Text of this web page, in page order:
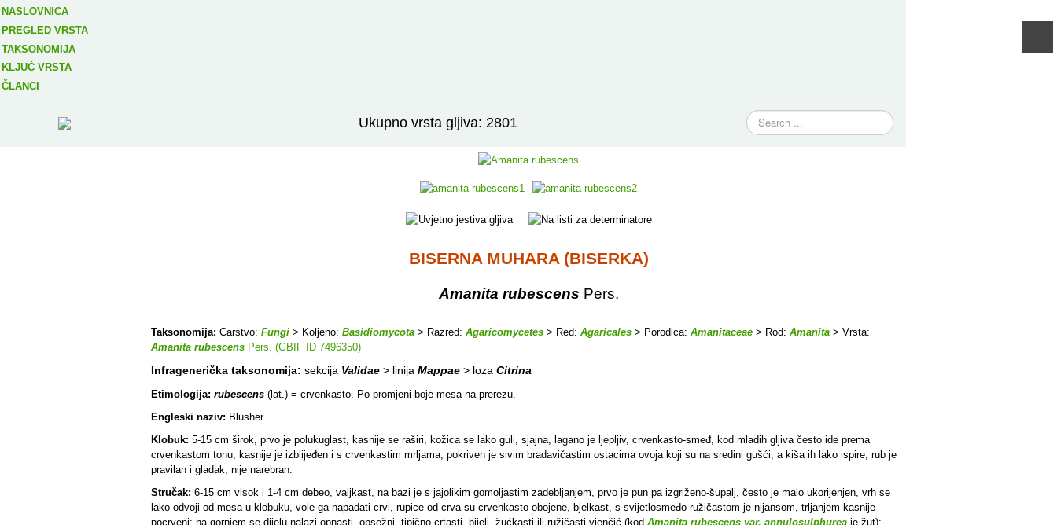
NASLOVNICA
PREGLED VRSTA
TAKSONOMIJA
KLJUČ VRSTA
ČLANCI
Ukupno vrsta gljiva: 2801 Traži
BISERNA MUHARA (BISERKA)
Amanita rubescens Pers.
Taksonomija: Carstvo: Fungi > Koljeno: Basidiomycota > Razred: Agaricomycetes > Red: Agaricales > Porodica: Amanitaceae > Rod: Amanita > Vrsta:
Amanita rubescens Pers. (GBIF ID 7496350)
Infragenerička taksonomija: sekcija Validae > linija Mappae > loza Citrina
Etimologija: rubescens (lat.) = crvenkasto. Po promjeni boje mesa na prerezu.
Engleski naziv: Blusher
Klobuk: 5-15 cm širok, prvo je polukuglast, kasnije se raširi, kožica se lako guli, sjajna, lagano je ljepljiv, crvenkasto-smeđ, kod mladih gljiva često ide prema
crvenkastom tonu, kasnije je izblijeđen i s crvenkastim mrljama, pokriven je sivim bradavičastim ostacima ovoja koji su na sredini gušći, a kiša ih lako ispire, rub je
pravilan i gladak, nije narebran.
Stručak: 6-15 cm visok i 1-4 cm debeo, valjkast, na bazi je s jajolikim gomoljastim zadebljanjem, prvo je pun pa izgriženo-šupalj, često je malo ukorijenjen, vrh se
lako odvoji od mesa u klobuku, vole ga napadati crvi, rupice od crva su crvenkasto obojene, bjelkast, s svijetlosmeđo-ružičastom je nijansom, trljanjem kasnije
pocrveni; na gornjem se dijelu nalazi opnasti, opsežni, tipično crtasti, bijeli, žućkasti ili ružičasti vjenčić (kod Amanita rubescens var. annulosulphurea je žut);